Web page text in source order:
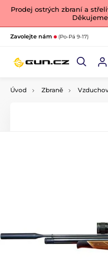
Prodej ostrých zbraní a
Zavolejte nám (Po-Pá 9-17)
Úvod Zbraně